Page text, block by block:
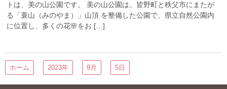
トは、美の山公園です。 美の山公園は、皆野町と秩父市にまたが
る「蓑山（みのやま）」山頂 を整備した公園で、県立自然公園内
に位置し、多くの花🌸をお […]
ホーム 2023年 9月 5日